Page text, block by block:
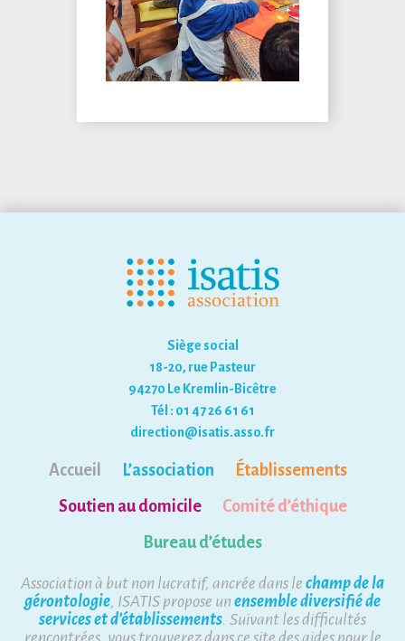
Siège social
18-20, rue Pasteur
94270 Le Kremlin-Bicêtre
Tél : 01 47 26 61 61
direction@isatis.asso.fr
Accueil L’association
Établissements
Soutien au domicile
Comité d’éthique
Bureau d’études
Association à but non lucratif, ancrée dans le champ de la
gérontologie, ISATIS propose un ensemble diversifié de
services et d’établissements. Suivant les difficultés
rencontrées, vous trouverez dans ce site des aides pour le